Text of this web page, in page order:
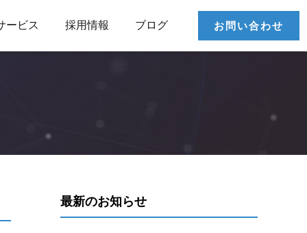
ービス 採用情報 ブログ お問い合わせ
最新のお知らせ